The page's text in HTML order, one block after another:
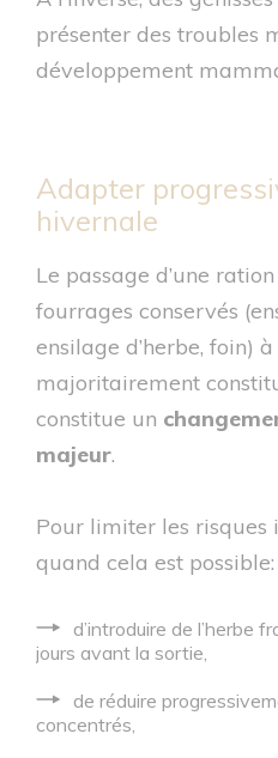
présenter des troubles
développement
Adapter
hivernale
Le passage d’une
fourrages conservés
ensilage d’herbe, foin)
majoritairement
constitue un
majeur.
Pour limiter les risques
quand cela est possible:
d’introduire de l’herbe
jours avant la sortie,
de réduire
concentrés,